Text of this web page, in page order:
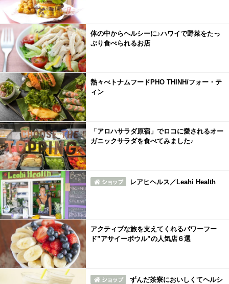
体の中からヘルシーに♪ハワイで野菜をたっ
ぷり食べられるお店
熱々べトナムフードPHO THINH/フォー・テ
ィン
「アロハサラダ原宿」でロコに愛されるオー
ガニックサラダを食べてみました♪
レアヒヘルス／Leahi Health
アクティブな旅を支えてくれるパワーフー
ド”アサイーボウル”の人気店６選
ずんだ茶寮においしくてヘルシ